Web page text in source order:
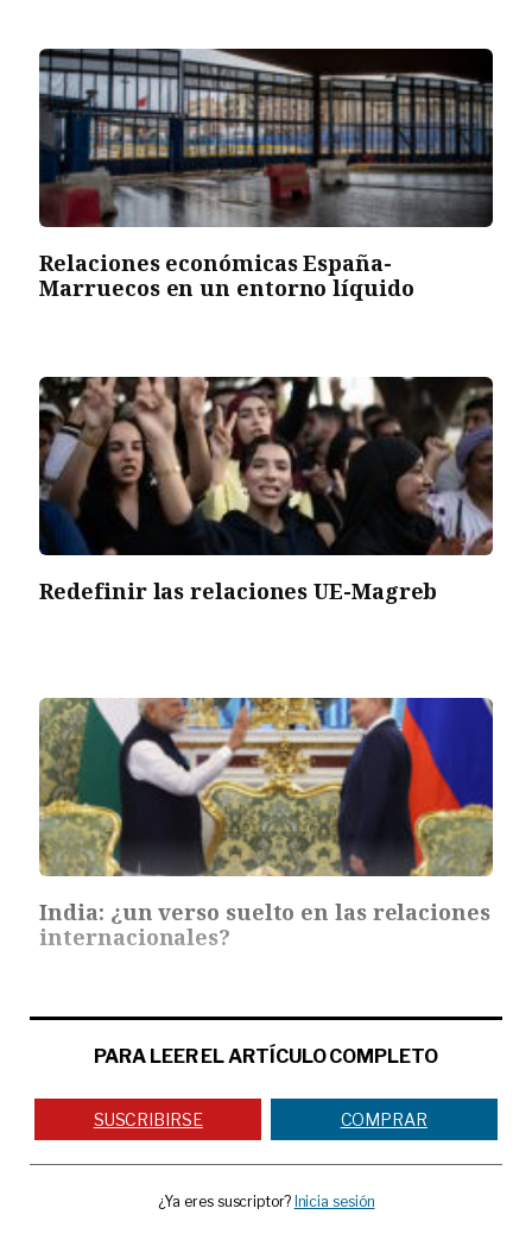
Relaciones económicas España-
Marruecos en un entorno líquido
Redefinir las relaciones UE-Magreb
India: ¿un verso suelto en las relaciones
internacionales?
PARA LEER EL ARTÍCULO COMPLETO
SUSCRIBIRSE COMPRAR
¿Ya eres suscriptor? Inicia sesión